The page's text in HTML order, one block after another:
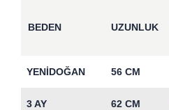
BEDEN UZUNLUK
YENİDOĞAN 56 CM
3 AY 62 CM